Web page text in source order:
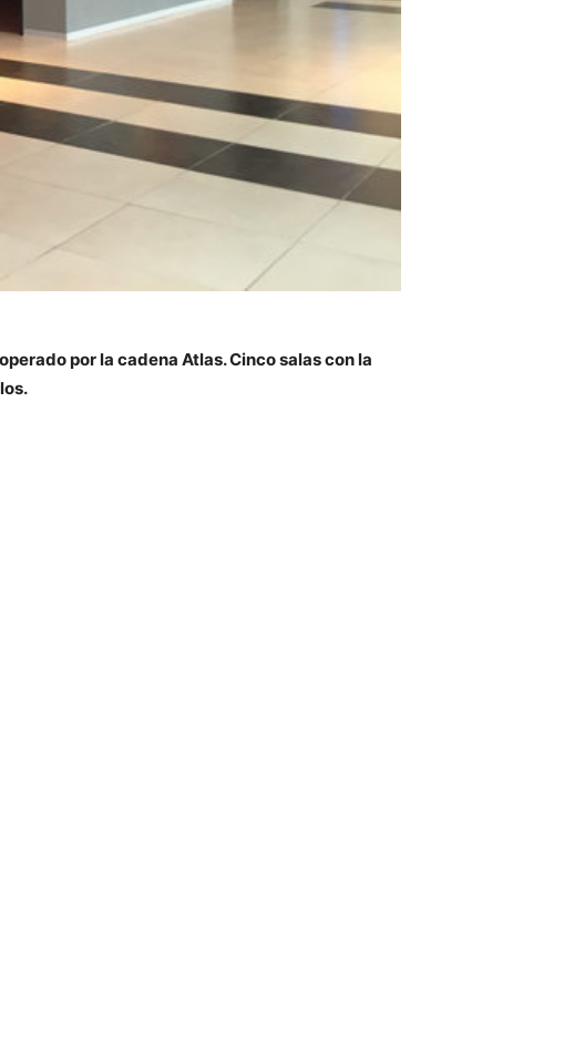
por la cadena Atlas. Cinco salas con la